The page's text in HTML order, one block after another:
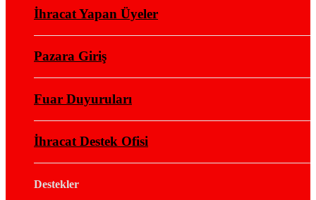
İhracat Yapan Üyeler
Pazara Giriş
Fuar Duyuruları
İhracat Destek Ofisi
Destekler